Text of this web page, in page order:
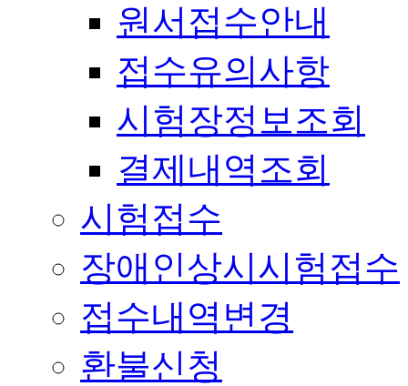
원서접수안내
접수유의사항
시험장정보조회
결제내역조회
시험접수
장애인상시시험접수
접수내역변경
환불신청